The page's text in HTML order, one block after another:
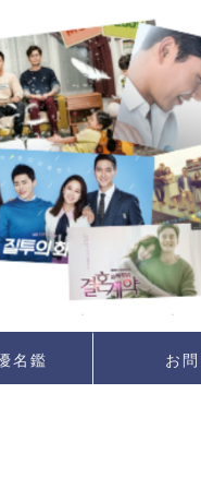
名鑑 お